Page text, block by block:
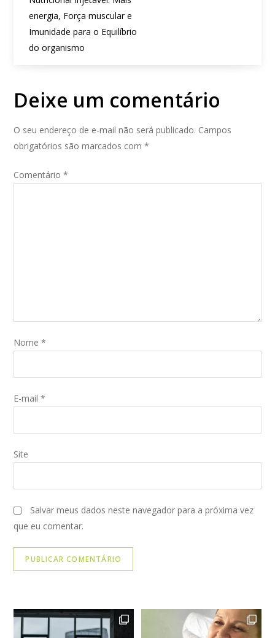
e
g
a
ç
e
o
s
t
energia, Força muscular e
Imunidade para o Equilíbrio
do organismo
Deixe um comentário
O seu endereço de e-mail não será publicado. Campos
obrigatórios são marcados com*
Comentário*
Nome*
E-mail*
Site
Salvar meus dados neste navegador para a próxima vez
que eu comentar.